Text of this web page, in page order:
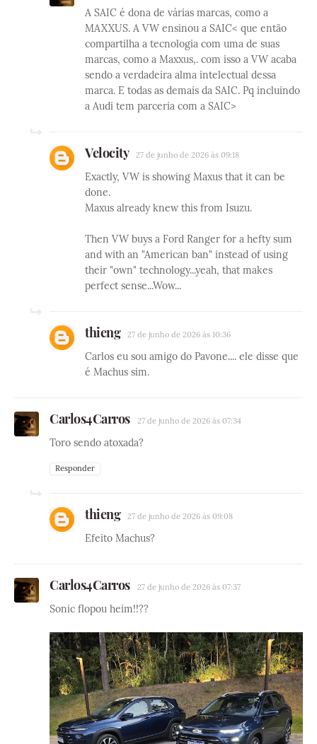
A SAIC é dona de várias marcas, como a
MAXXUS. A VW ensinou a SAIC< que então
compartilha a tecnologia com uma de suas
marcas, como a Maxxus,. com isso a VW acaba
sendo a verdadeira alma intelectual dessa
marca. E todas as demais da SAIC. Pq incluindo
a Audi tem parceria com a SAIC>
Velocity 27 de junho de 2026 às 09:18
Exactly, VW is showing Maxus that it can be
done.
Maxus already knew this from Isuzu.
Then VW buys a Ford Ranger for a hefty sum
and with an "American ban" instead of using
their "own" technology...yeah, that makes
perfect sense...Wow...
thieng 27 de junho de 2026 às 10:36
Carlos eu sou amigo do Pavone.... ele disse que
é Machus sim.
Carlos4Carros 27 de junho de 2026 às 07:34
Toro sendo atoxada?
Responder
thieng 27 de junho de 2026 às 09:08
Efeito Machus?
Carlos4Carros 27 de junho de 2026 às 07:37
Sonic flopou heim!!??